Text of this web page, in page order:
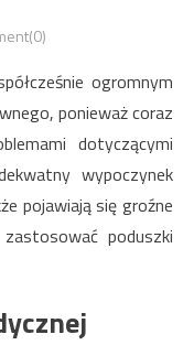
ogromnym
ponieważ coraz
dotyczącymi
wypoczynek
pojawiają się groźne
poduszki